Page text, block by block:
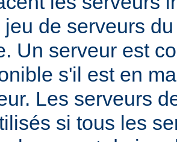
jeu de serveurs
Un serveur est
s'il est en
Les serveurs
si tous les